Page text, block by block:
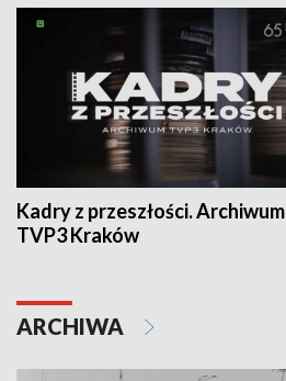
Kadry z przeszłości. Archiwum
TVP3 Kraków
ARCHIWA